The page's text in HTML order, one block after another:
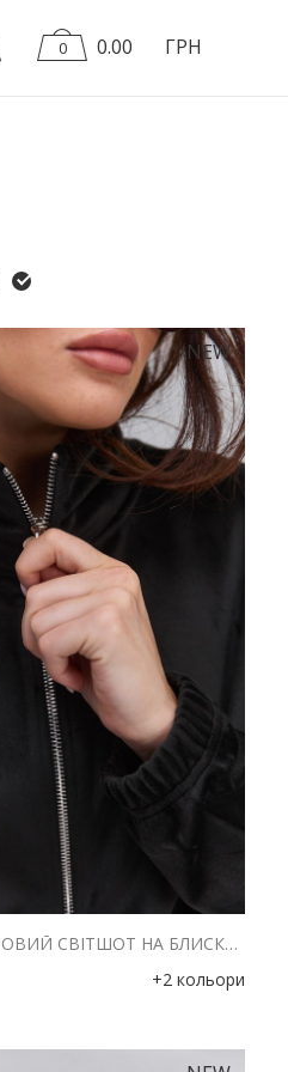
0 0.00 ГРН
NEW
ЖІНОЧИЙ ВЕРЮРОВИЙ СВІТШОТ НА БЛИСКАВЦІ ЧОРНИЙ З КОМІРОМ-СТІЙКОЮ
+2 кольори